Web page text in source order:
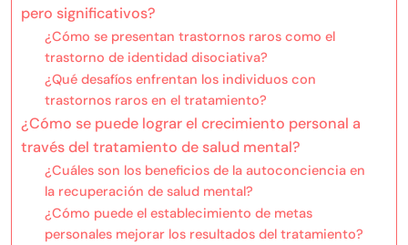
pero significativos?
¿Cómo se presentan trastornos raros como el
trastorno de identidad disociativa?
¿Qué desafíos enfrentan los individuos con
trastornos raros en el tratamiento?
¿Cómo se puede lograr el crecimiento personal a
través del tratamiento de salud mental?
¿Cuáles son los beneficios de la autoconciencia en
la recuperación de salud mental?
¿Cómo puede el establecimiento de metas
personales mejorar los resultados del tratamiento?